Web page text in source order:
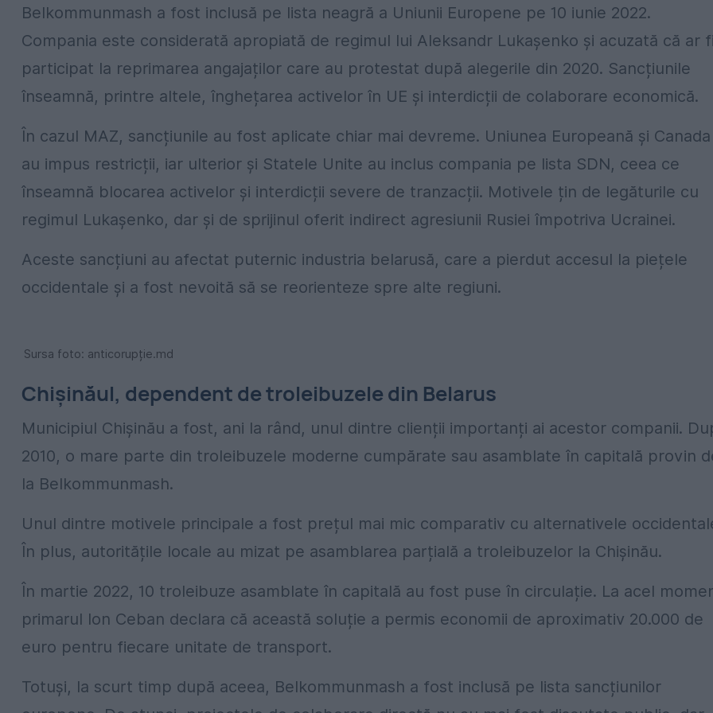
Belkommunmash a fost inclusă pe lista neagră a Uniunii Europene pe 10 iunie 2022.
Compania este considerată apropiată de regimul lui Aleksandr Lukașenko și acuzată că ar
participat la reprimarea angajaților care au protestat după alegerile din 2020. Sancțiunile
înseamnă, printre altele, înghețarea activelor în UE și interdicții de colaborare economică.
În cazul MAZ, sancțiunile au fost aplicate chiar mai devreme. Uniunea Europeană și Canada
au impus restricții, iar ulterior și Statele Unite au inclus compania pe lista SDN, ceea ce
înseamnă blocarea activelor și interdicții severe de tranzacții. Motivele țin de legăturile cu
regimul Lukașenko, dar și de sprijinul oferit indirect agresiunii Rusiei împotriva Ucrainei.
Aceste sancțiuni au afectat puternic industria belarusă, care a pierdut accesul la piețele
occidentale și a fost nevoită să se reorienteze spre alte regiuni.
Sursa foto: anticorupție.md
Chișinăul, dependent de troleibuzele din Belarus
Municipiul Chișinău a fost, ani la rând, unul dintre clienții importanți ai acestor companii.
2010, o mare parte din troleibuzele moderne cumpărate sau asamblate în capitală provin
la Belkommunmash.
Unul dintre motivele principale a fost prețul mai mic comparativ cu alternativele
În plus, autoritățile locale au mizat pe asamblarea parțială a troleibuzelor la Chișinău.
În martie 2022, 10 troleibuze asamblate în capitală au fost puse în circulație. La acel
primarul Ion Ceban declara că această soluție a permis economii de aproximativ 20.000 de
euro pentru fiecare unitate de transport.
Totuși, la scurt timp după aceea, Belkommunmash a fost inclusă pe lista sancțiunilor